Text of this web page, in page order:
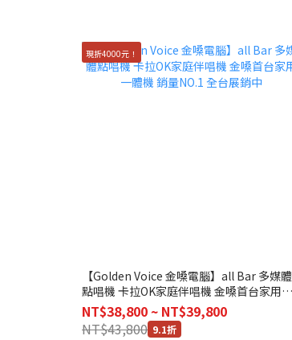
現折4000元！
【Golden Voice 金嗓電腦】all Bar 多媒體
點唱機 卡拉OK家庭伴唱機 金嗓首台家用一
體機 銷量NO.1 全台展銷中
NT$38,800 ~ NT$39,800
NT$43,800 9.1折